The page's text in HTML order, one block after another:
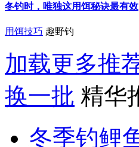
冬钓时，唯独这用饵秘诀最有效
用饵技巧 趣野钓
加载更多推
换一批 精华
冬季钓鲤